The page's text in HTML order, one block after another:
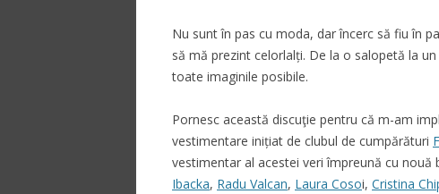
Nu sunt în pas cu moda, dar încerc să fiu în
să mă prezint celorlalți. De la o salopetă la
toate imaginile posibile.
Pornesc această discuţie pentru că m-am
vestimentare inițiat de clubul de cumpărături
vestimentar al acestei veri împreună cu nouă
Ibacka, Radu Valcan, Laura Cosoi, Cristina